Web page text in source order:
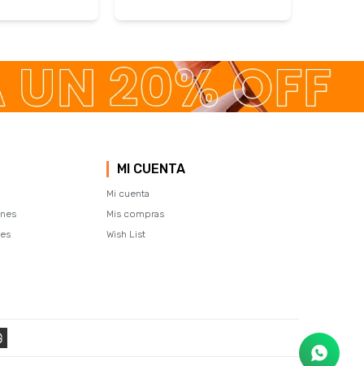
MI CUENTA
Mi cuenta
Mis compras
Wish List